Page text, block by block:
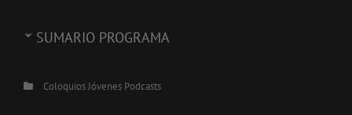
SUMARIO PROGRAMA
Categorías
ColoquiosJóvenes Podcasts